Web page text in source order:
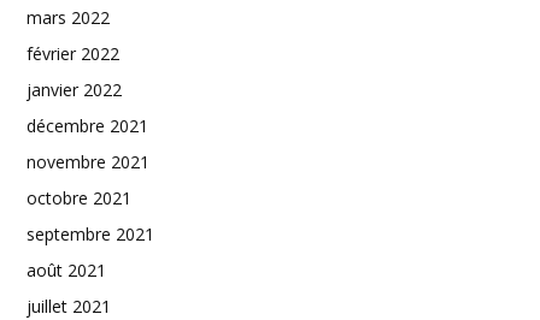
mars 2022
février 2022
janvier 2022
décembre 2021
novembre 2021
octobre 2021
septembre 2021
août 2021
juillet 2021